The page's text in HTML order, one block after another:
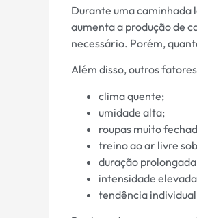
Durante uma caminhada
aumenta a produção de
necessário. Porém,
Além disso, outros
clima quente;
umidade alta;
roupas muito
treino ao ar livre
duração
intensidade
tendência